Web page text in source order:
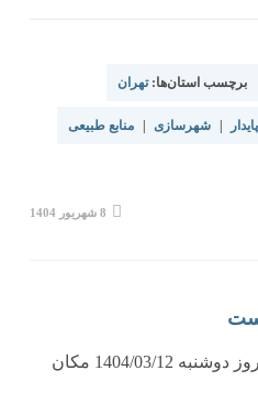
برچسب استان‌ها:تهران
شهرسازی منابع طبیعی
نوشته
منتشر
8 شهریور 1404
جشن گرامیداشت هفته محیط زیست روز دوشنبه 1404/03/12 مکان